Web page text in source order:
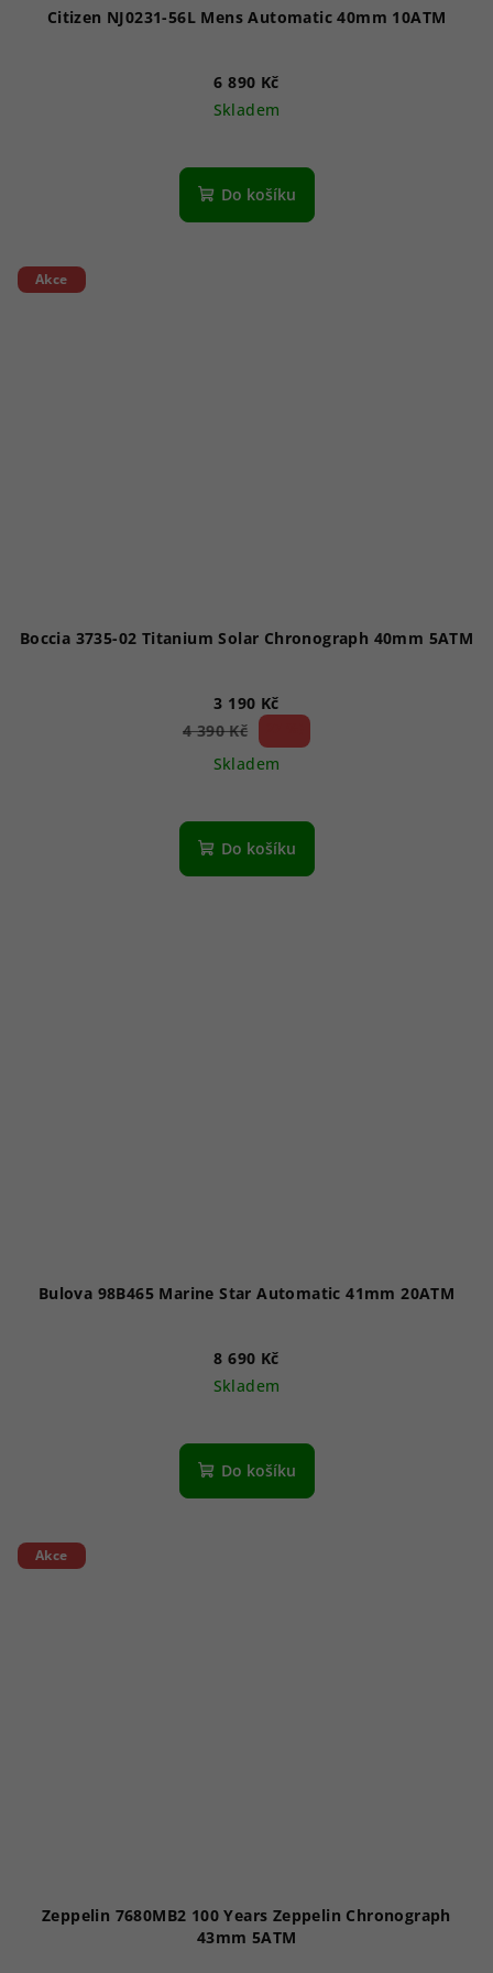
Citizen NJ0231-56L Mens Automatic 40mm 10ATM
6 890 Kč
Skladem
Do košíku
Akce
Boccia 3735-02 Titanium Solar Chronograph 40mm 5ATM
3 190 Kč
4 390 Kč
Skladem
Do košíku
Bulova 98B465 Marine Star Automatic 41mm 20ATM
8 690 Kč
Skladem
Do košíku
Akce
Zeppelin 7680MB2 100 Years Zeppelin Chronograph
43mm 5ATM